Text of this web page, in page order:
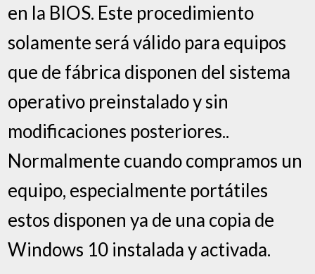
en la BIOS. Este procedimiento
solamente será válido para equipos
que de fábrica disponen del sistema
operativo preinstalado y sin
modificaciones posteriores..
Normalmente cuando compramos un
equipo, especialmente portátiles
estos disponen ya de una copia de
Windows 10 instalada y activada.